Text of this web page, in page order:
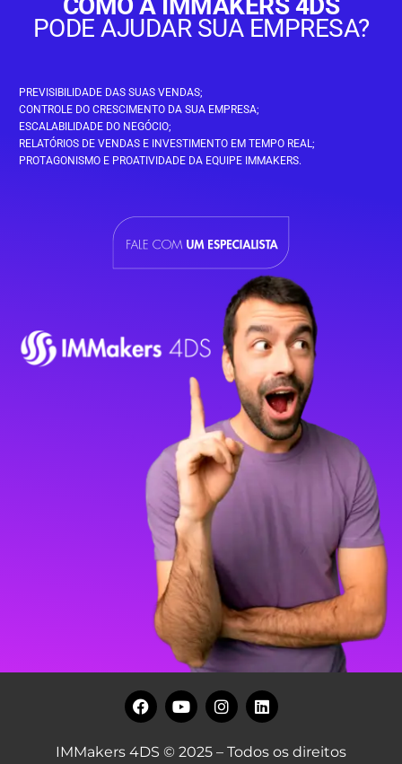
COMO A IMMAKERS 4DS
PODE AJUDAR SUA EMPRESA?
PREVISIBILIDADE DAS SUAS VENDAS;
CONTROLE DO CRESCIMENTO DA SUA EMPRESA;
ESCALABILIDADE DO NEGÓCIO;
RELATÓRIOS DE VENDAS E INVESTIMENTO EM TEMPO REAL;
PROTAGONISMO E PROATIVIDADE DA EQUIPE IMMAKERS.
IMMakers 4DS © 2025 – Todos os direitos